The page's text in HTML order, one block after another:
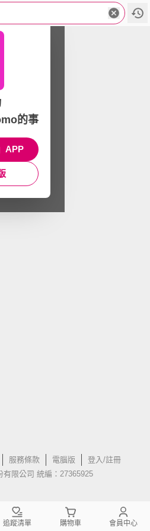
服務條款 電腦版
登入/註冊
有限公司 統編：27365925
的事
APP
追蹤清單 購物車 會員中心